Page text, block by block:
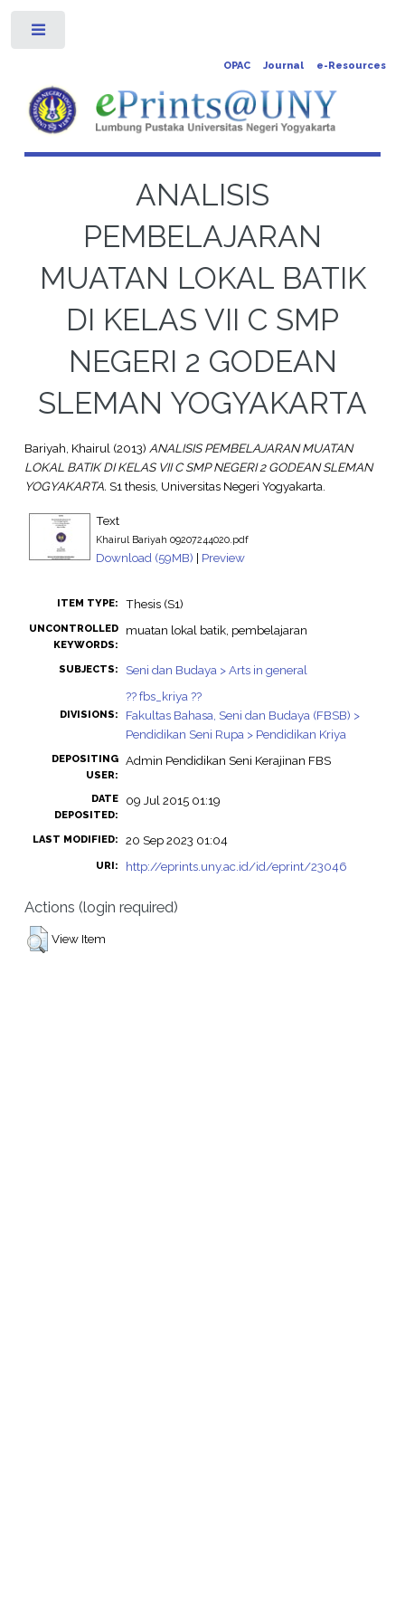
OPAC Journal e-Resources
ANALISIS
PEMBELAJARAN
MUATAN LOKAL BATIK
DI KELAS VII C SMP
NEGERI 2 GODEAN
SLEMAN YOGYAKARTA
Bariyah, Khairul(2013) ANALISIS PEMBELAJARAN MUATAN
LOKAL BATIK DI KELAS VII C SMP NEGERI 2 GODEAN SLEMAN
YOGYAKARTA. S1 thesis, Universitas Negeri Yogyakarta.
Text
Khairul Bariyah 09207244020.pdf
Download (59MB) | Preview
ITEM TYPE: Thesis (S1)
UNCONTROLLED
KEYWORDS:
muatan lokal batik, pembelajaran
SUBJECTS: Seni dan Budaya > Arts in general
DIVISIONS:
?? fbs_kriya ??
Fakultas Bahasa, Seni dan Budaya (FBSB) >
Pendidikan Seni Rupa > Pendidikan Kriya
DEPOSITING
USER:
Admin Pendidikan Seni Kerajinan FBS
DATE
DEPOSITED:
09 Jul 2015 01:19
LAST MODIFIED: 20 Sep 2023 01:04
URI: http://eprints.uny.ac.id/id/eprint/23046
Actions (login required)
View Item